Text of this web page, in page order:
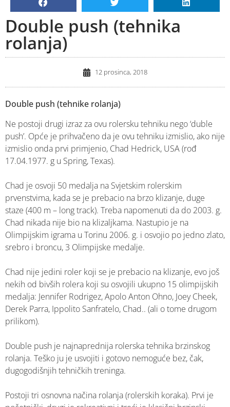
Double push (tehnika
rolanja)
12 prosinca, 2018
Double push (tehnike rolanja)
Ne postoji drugi izraz za ovu rolersku tehniku nego ‘duble
push’. Opće je prihvačeno da je ovu tehniku izmislio, ako nije
izmislio onda prvi primjenio, Chad Hedrick, USA (rođ
17.04.1977. g u Spring, Texas).
Chad je osvoji 50 medalja na Svjetskim rolerskim
prvenstvima, kada se je prebacio na brzo klizanje, duge
staze (400 m – long track). Treba napomenuti da do 2003. g.
Chad nikada nije bio na klizaljkama. Nastupio je na
Olimpijskim igrama u Torinu 2006. g. i osvojio po jedno zlato,
srebro i broncu, 3 Olimpijske medalje.
Chad nije jedini roler koji se je prebacio na klizanje, evo još
nekih od bivših rolera koji su osvojili ukupno 15 olimpijskih
medalja: Jennifer Rodrigez, Apolo Anton Ohno, Joey Cheek,
Derek Parra, Ippolito Sanfratelo, Chad.. (ali o tome drugom
prilikom).
Double push je najnaprednija rolerska tehnika brzinskog
rolanja. Teško ju je usvojiti i gotovo nemoguće bez, čak,
dugogodišnjih tehničkih treninga.
Postoji tri osnovna načina rolanja (rolerskih koraka). Prvi je